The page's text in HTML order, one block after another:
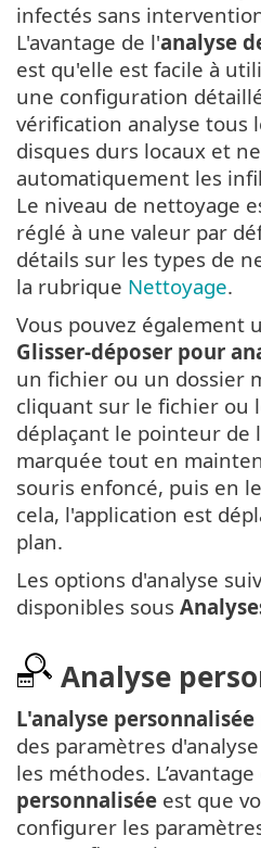
infectés sans
L'avantage de l'analyse
est qu'elle est facile à
une configuration
vérification analyse tous
disques durs locaux et
automatiquement les
Le niveau de nettoyage
réglé à une valeur par
détails sur les types de
la rubrique Nettoyage.
Vous pouvez également
Glisser-déposer pour
un fichier ou un dossier
cliquant sur le fichier ou
déplaçant le pointeur de
marquée tout en
souris enfoncé, puis en
cela, l'application est
plan.
Les options d'analyse
disponibles sous
Analyse
L'analyse personnalisée
des paramètres
les méthodes. L’avantage
personnalisée est que
configurer les